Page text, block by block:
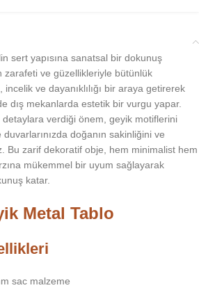
sert yapısına sanatsal bir dokunuş
zarafeti ve güzellikleriyle bütünlük
incelik ve dayanıklılığı bir araya getirerek
dış mekanlarda estetik bir vurgu yapar.
verdiği önem, geyik motiflerini
doğanın sakinliğini ve
Bu zarif dekoratif obje, hem minimalist hem
mükemmel bir uyum sağlayarak
katar.
Metal Tablo
sac malzeme